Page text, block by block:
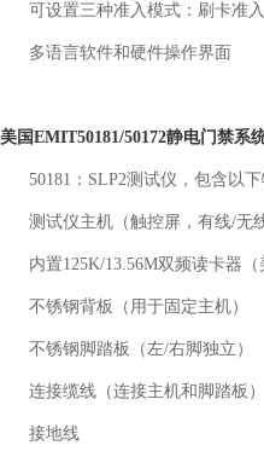
可设置三种准入模式： 刷卡准入
多语言软件和硬件操作界面
美国EMIT50181/50172静电门禁系
50181：SLP2测试仪，包含以
测试仪主机（触控屏，有线/无
内置125K/13.56M双频读卡器
不锈钢背板（用于固定主机）
不锈钢脚踏板（左/右脚独立）
连接缆线（连接主机和脚踏板）
接地线